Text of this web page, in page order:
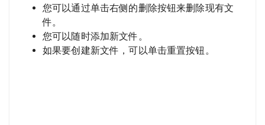
您可以通过单击右侧的删除按钮来删除现有文
件。
您可以随时添加新文件。
如果要创建新文件，可以单击重置按钮。